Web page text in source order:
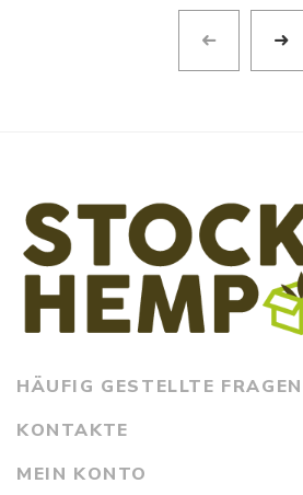
HÄUFIG GESTELLTE FRAGEN
KONTAKTE
MEIN KONTO